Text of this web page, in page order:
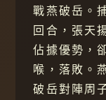
戰燕破岳。
回合，張天
佔據優勢，
喉，落敗。
破岳對陣周